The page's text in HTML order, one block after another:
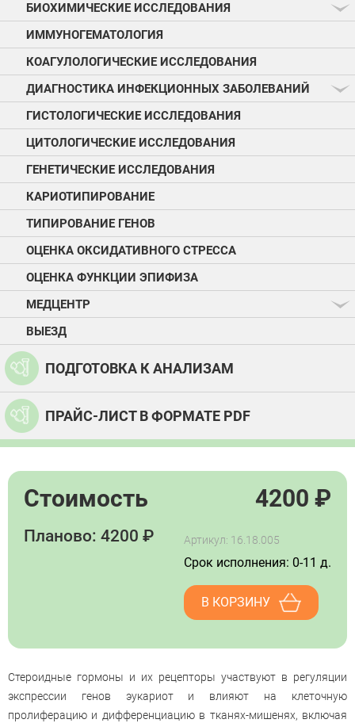
БИОХИМИЧЕСКИЕ ИССЛЕДОВАНИЯ
ИММУНОГЕМАТОЛОГИЯ
КОАГУЛОЛОГИЧЕСКИЕ ИССЛЕДОВАНИЯ
ДИАГНОСТИКА ИНФЕКЦИОННЫХ ЗАБОЛЕВАНИЙ
ГИСТОЛОГИЧЕСКИЕ ИССЛЕДОВАНИЯ
ЦИТОЛОГИЧЕСКИЕ ИССЛЕДОВАНИЯ
ГЕНЕТИЧЕСКИЕ ИССЛЕДОВАНИЯ
КАРИОТИПИРОВАНИЕ
ТИПИРОВАНИЕ ГЕНОВ
ОЦЕНКА ОКСИДАТИВНОГО СТРЕССА
ОЦЕНКА ФУНКЦИИ ЭПИФИЗА
МЕДЦЕНТР
ВЫЕЗД
ПОДГОТОВКА К АНАЛИЗАМ
ПРАЙС-ЛИСТ В ФОРМАТЕ PDF
Стоимость 4200 ₽
Планово: 4200 ₽ Артикул: 16.18.005
Срок исполнения: 0-11 д.
В КОРЗИНУ
Стероидные гормоны и их рецепторы участвуют в регуляции
экспрессии генов эукариот и влияют на клеточную
пролиферацию и дифференциацию в тканях-мишенях, включая